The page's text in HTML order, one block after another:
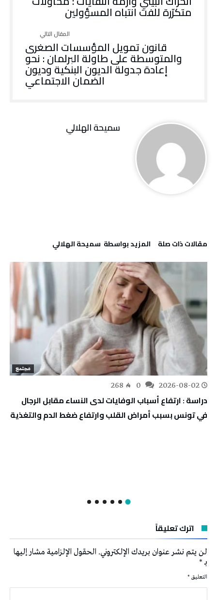
متكرّرة للفت انتباه المسؤولين
قانون تمويل المؤسسات الصغرى
والمتوسطة على طاولة البرلمان : نحو
إعادة جدولة الديون البنكية وديون
الضمان الاجتماعي
سميحة الهلالي
‫مقالات ذات صلة‬ ‫‫المزيد بواسطة‬ ‬ سميحة الهلالي
مجتمع
2026-08-02
268
دراسة : ارتفاع أسباب الوفايات لدى النساء مقابل الرجال
في تونس بسبب أمراض القلب وارتفاع ضغط الدم والتغذية
اترك تعليقاً
لن يتم نشر عنوان بريدك الإلكتروني. الحقول الإلزامية مشار إليها
بـ*
التعليق *